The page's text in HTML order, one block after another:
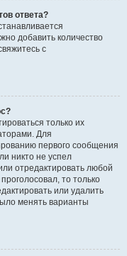
ответа?
добавить количество
с
только их
Для
первого сообщения
никто не успел
отредактировать любой
то только
или удалить
менять варианты